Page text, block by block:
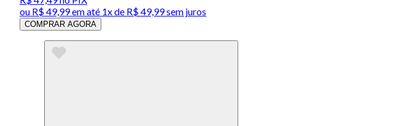
ou R$ 49,99em até 1x de R$ 49,99sem juros
COMPRAR AGORA